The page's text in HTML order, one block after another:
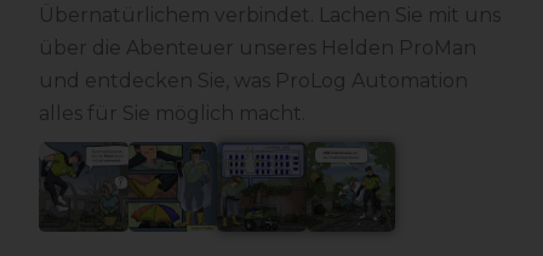
Übernatürlichem verbindet. Lachen Sie mit uns
über die Abenteuer unseres Helden ProMan
und entdecken Sie, was ProLog Automation
alles für Sie möglich macht.